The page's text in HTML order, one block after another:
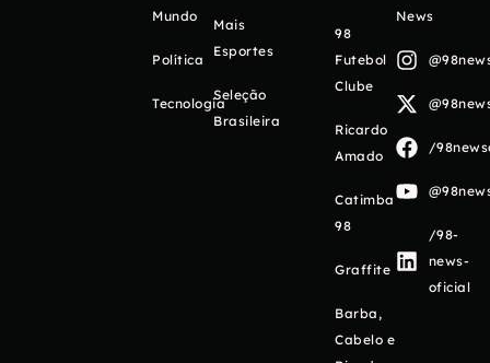
Mundo
Política
Tecnologia
Mais
Esportes
Seleção
Brasileira
98
Futebol
Clube
Ricardo
Amado
Catimba
98
Graffite
Barba,
Cabelo e
News
/
/98-
news-
oficial